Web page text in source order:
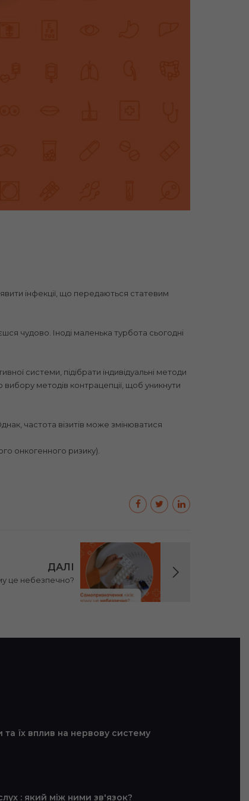
інфекції, що передаються статевим
чудово. Іноді маленька турбота сьогодні
системи, підібрати індивідуальні методи
вибору методів контрацепції, щоб уникнути
частота візитів може змінюватися
онкогенного ризику).
ДАЛІ
це небезпечно?
їх вплив на нервову систему
: який між ними зв'язок?